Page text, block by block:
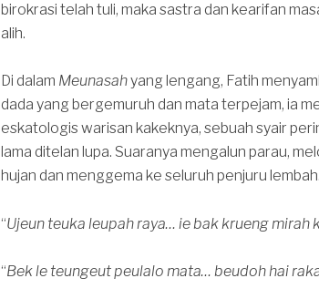
birokrasi telah tuli, maka sastra dan kearifan
alih.
Di dalam Meunasahyang lengang, Fatih
dada yang bergemuruh dan mata terpejam, ia
eskatologis warisan kakeknya, sebuah syair
lama ditelan lupa. Suaranya mengalun parau,
hujan dan menggema ke seluruh penjuru lembah.
“Ujeun teuka leupah raya… ie bak krueng mirah
“Bek le teungeut peulalo mata… beudoh hai